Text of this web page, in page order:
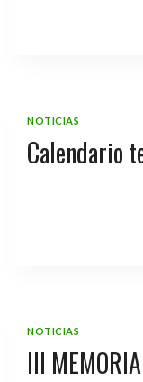
NOTICIAS
Calendario
NOTICIAS
III